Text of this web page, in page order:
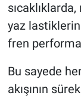
yaz
fren
Bu sayede
akışının